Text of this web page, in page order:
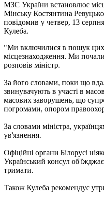
МЗС України встановлює
Мінську Костянтина
повідомив у четвер, 13
Кулеба.
"Ми включилися в пошук цих
місцезнаходження. Ми
розповів міністр.
За його словами, поки що
звинувачують в участі в
масових заворушень, що
погромами, опором
За словами міністра,
ув'язнення.
Офіційні органи Білорусі
Український консул
тримати.
Також Кулеба рекомендує